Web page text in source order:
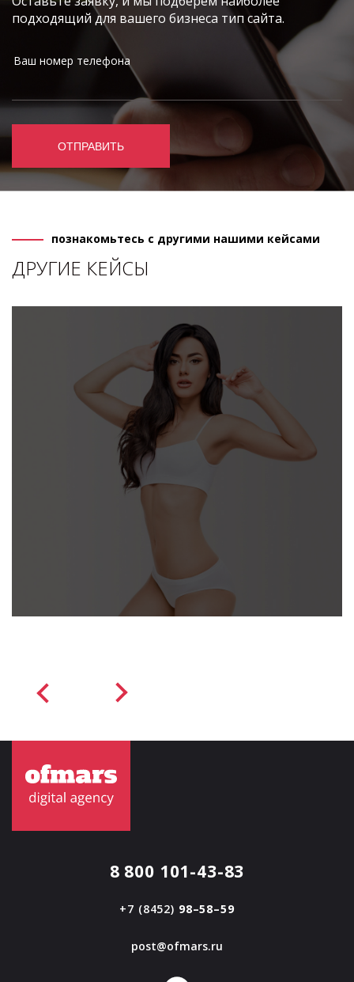
подходящий для вашего бизнеса тип сайта.
ОТПРАВИТЬ
познакомьтесь с другими нашими кейсами
ДРУГИЕ КЕЙСЫ
8 800 101-43-83
+7 (8452) 98–58–59
post@ofmars.ru